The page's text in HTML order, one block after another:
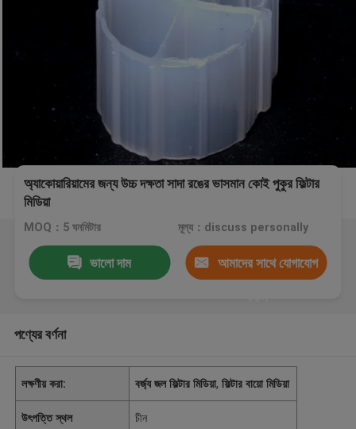
অ্যাকোয়ারিয়ামের জন্য উচ্চ দক্ষতা সাদা রঙের ভাসমান কোই পুকুর ফিল্টার
মিডিয়া
MOQ：5 ঘনমিটার মূল্য：discuss personally
ভালো দাম আমাদের সাথে যোগাযোগ
পণ্যের বর্ণনা
লক্ষণীয় করা: বর্জ্য জল ফিল্টার মিডিয়া,ফিল্টার বায়ো মিডিয়া
উৎপত্তি স্থল চীন